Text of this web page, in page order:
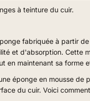
à teinture du cuir.
fabriquée à partir
et d'absorption. Cette
en maintenant sa forme
éponge en mousse de
du cuir. Voici